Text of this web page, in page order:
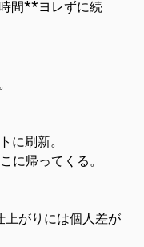
間**ヨレずに続
に刷新。
に帰ってくる。
がりには個人差が